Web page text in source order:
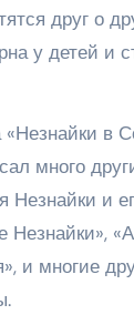
друг о
у детей и
в
много
Незнайки и
Незнайки»,
и многие